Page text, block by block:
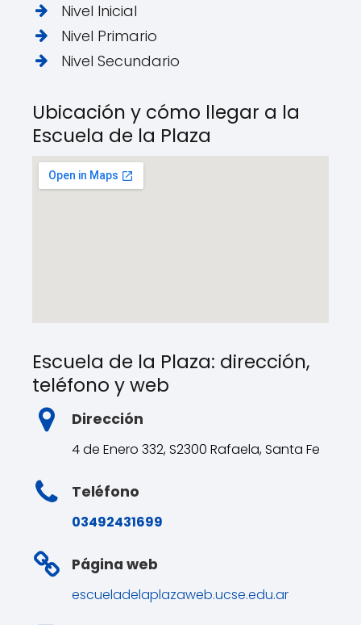
Nivel Inicial
Nivel Primario
Nivel Secundario
Ubicación y cómo llegar a la
Escuela de la Plaza
Escuela de la Plaza: dirección,
teléfono y web
Dirección
4 de Enero 332, S2300 Rafaela, Santa Fe
Teléfono
03492431699
Página web
escueladelaplazaweb.ucse.edu.ar